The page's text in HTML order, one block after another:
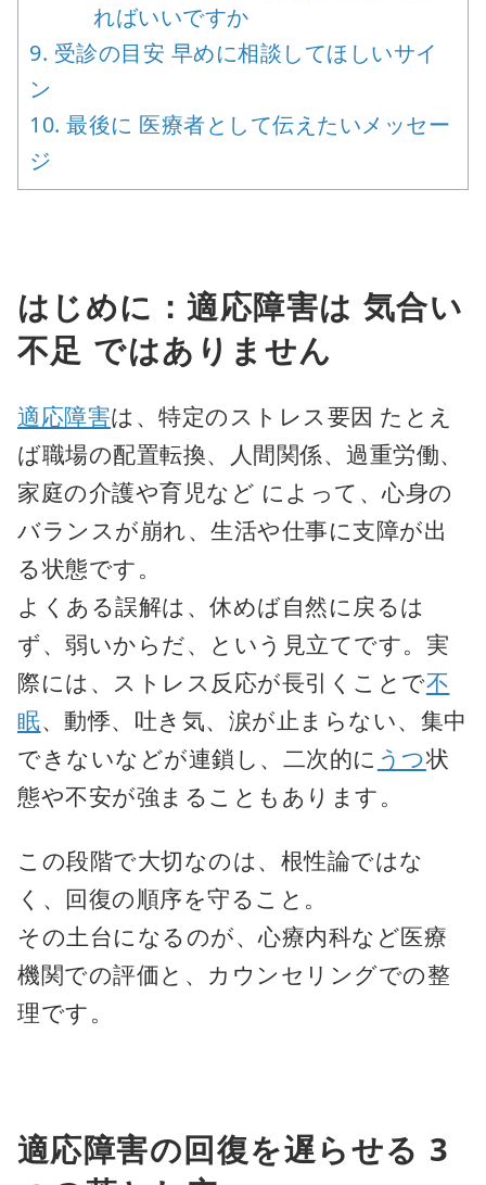
ればいいですか
9. 受診の目安 早めに相談してほしいサイ
ン
10. 最後に 医療者として伝えたいメッセー
ジ
はじめに：適応障害は 気合い
不足 ではありません
適応障害は、特定のストレス要因 たとえ
ば職場の配置転換、人間関係、過重労働、
家庭の介護や育児など によって、心身の
バランスが崩れ、生活や仕事に支障が出
る状態です。
よくある誤解は、休めば自然に戻るは
ず、弱いからだ、という見立てです。実
際には、ストレス反応が長引くことで不
眠、動悸、吐き気、涙が止まらない、集中
できないなどが連鎖し、二次的に うつ状
態や不安が強まることもあります。
この段階で大切なのは、根性論ではな
く、回復の順序を守ること。
その土台になるのが、心療内科など医療
機関での評価と、カウンセリングでの整
理です。
適応障害の回復を遅らせる 3